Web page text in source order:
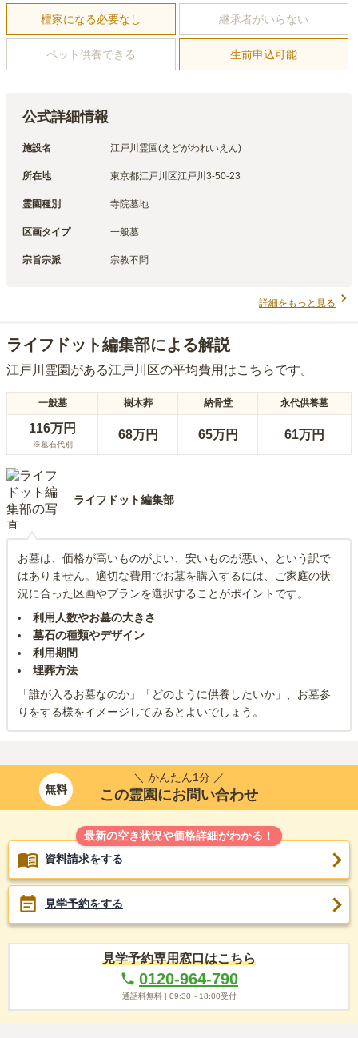
檀家になる必要なし 継承者がいらない
ペット供養できる 生前申込可能
公式詳細情報
施設名 江戸川霊園(えどがわれいえん)
所在地 東京都江戸川区江戸川3-50-23
霊園種別 寺院墓地
区画タイプ 一般墓
宗旨宗派 宗教不問
詳細をもっと見る
ライフドット編集部による解説
江戸川霊園 がある江戸川区の平均費用はこちらです。
一般墓 樹木葬 納骨堂 永代供養墓
116万円
※墓石代別
68万円 65万円 61万円
ライフドット編集部
お墓は、価格が高いものがよい、安いものが悪い、という訳で
はありません。適切な費用でお墓を購入するには、ご家庭の状
況に合った区画やプランを選択することがポイントです。
利用人数やお墓の大きさ
墓石の種類やデザイン
利用期間
埋葬方法
「誰が入るお墓なのか」「どのように供養したいか」、お墓参
りをする様をイメージしてみるとよいでしょう。
無料
＼ かんたん1分 ／
この霊園にお問い合わせ
最新の空き状況や価格詳細がわかる！
資料請求をする
見学予約をする
見学予約専用窓口はこちら
0120-964-790
通話料無料 | 09:30～18:00受付